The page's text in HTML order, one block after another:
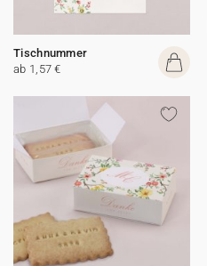
Tischnummer
ab 1,57 €